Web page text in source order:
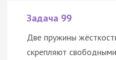
Задача 99
Две пружины
скрепляют